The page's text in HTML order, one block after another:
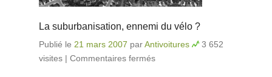
La suburbanisation, ennemi du vélo ?
Publié le 21 mars 2007 parAntivoitures
3 652
visites | Commentaires fermés